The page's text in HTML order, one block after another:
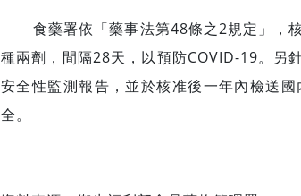
食藥署依「藥事法第48條之2規定」，核
種兩劑，間隔28天，以預防COVID-19。另
安全性監測報告，並於核准後一年內檢送
全。